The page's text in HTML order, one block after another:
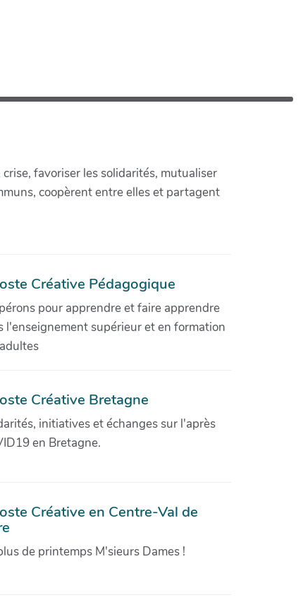
favoriser les solidarités, mutualiser
coopèrent entre elles et partagent
Créative Pédagogique
pour apprendre et faire apprendre
l'enseignement supérieur et en formation
Créative Bretagne
initiatives et échanges sur l'après
en Bretagne.
Créative en Centre-Val de
de printemps M'sieurs Dames !